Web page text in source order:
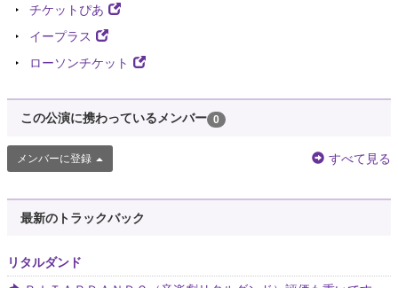
チケットぴあ
イープラス
ローソンチケット
この公演に携わっているメンバー 0
メンバーに登録 すべて見る
最新のトラックバック
リタルダンド